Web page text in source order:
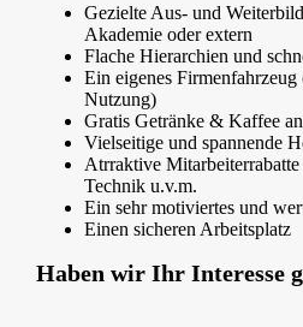
Gezielte Aus- und
Akademie oder extern
Flache Hierarchien und
Ein eigenes
Nutzung)
Gratis Getränke & Kaffee
Vielseitige und spannende
Atrraktive
Technik u.v.m.
Ein sehr motiviertes und
Einen sicheren Arbeitsplatz
Haben wir Ihr Interesse